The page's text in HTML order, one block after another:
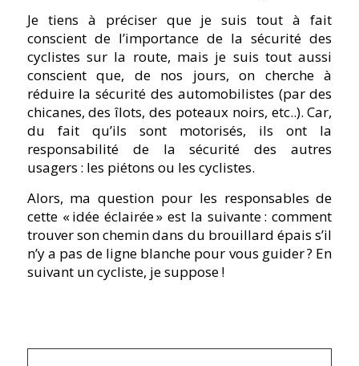
Je tiens à préciser que je suis tout à fait
conscient de l’importance de la sécurité des
cyclistes sur la route, mais je suis tout aussi
conscient que, de nos jours, on cherche à
réduire la sécurité des automobilistes (par des
chicanes, des îlots, des poteaux noirs, etc..). Car,
du fait qu’ils sont motorisés, ils ont la
responsabilité de la sécurité des autres
usagers : les piétons ou les cyclistes.
Alors, ma question pour les responsables de
cette « idée éclairée » est la suivante : comment
trouver son chemin dans du brouillard épais s’il
n’y a pas de ligne blanche pour vous guider ? En
suivant un cycliste, je suppose !